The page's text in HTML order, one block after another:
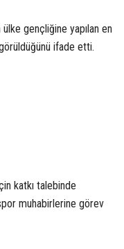
ülke gençliğine yapılan en
ifade etti.
katkı talebinde
muhabirlerine görev